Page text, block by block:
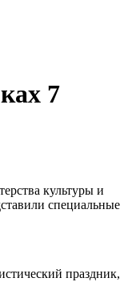
7
культуры и
специальные
праздник,